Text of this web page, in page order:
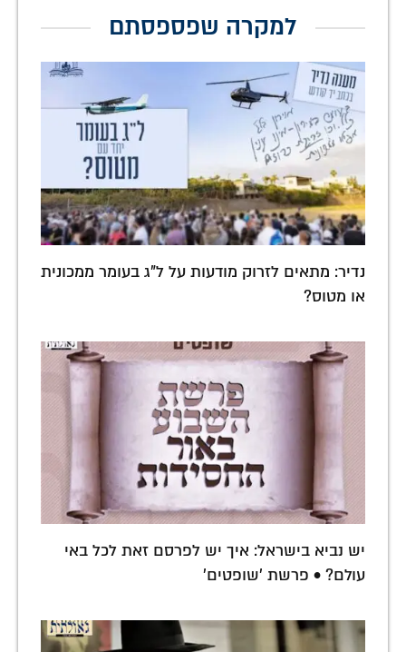
למקרה שפספסתם
נדיר: מתאים לזרוק מודעות על ל"ג בעומר ממכונית
או מטוס?
יש נביא בישראל: איך יש לפרסם זאת לכל באי
עולם? • פרשת 'שופטים'